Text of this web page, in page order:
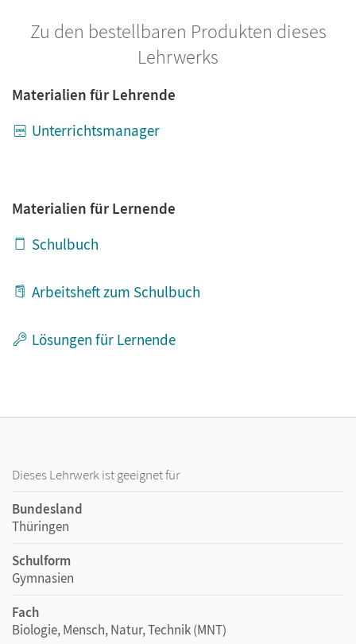
Zu den bestellbaren Produkten dieses
Lehrwerks
Materialien für Lehrende
Unterrichtsmanager
Materialien für Lernende
Schulbuch
Arbeitsheft zum Schulbuch
Lösungen für Lernende
Dieses Lehrwerk ist geeignet für
Bundesland
Thüringen
Schulform
Gymnasien
Fach
Biologie, Mensch, Natur, Technik (MNT)